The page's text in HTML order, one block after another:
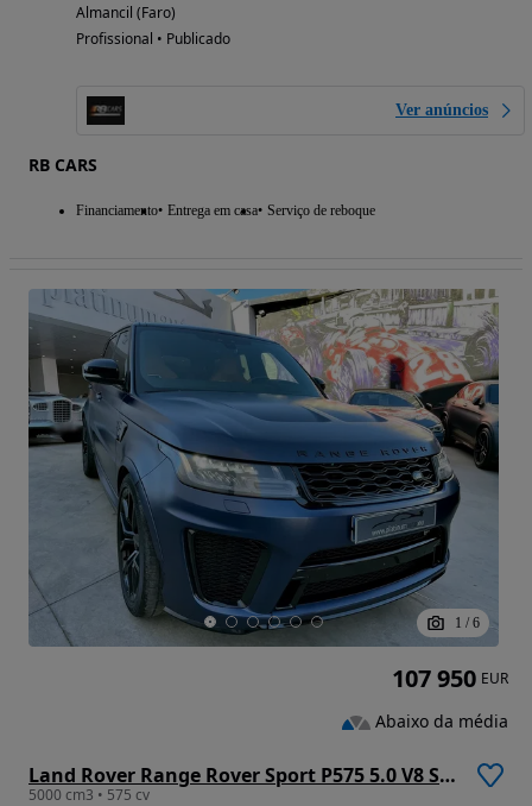
Almancil (Faro)
Profissional • Publicado
Ver anúncios
RB CARS
Financiamento Entrega em casa Serviço de reboque
1 / 6
Land Rover Range Rover Sport P575 5.0 V8 SVR Carbon Edition
5000 cm3 • 575 cv
107 950 EUR
Abaixo da média